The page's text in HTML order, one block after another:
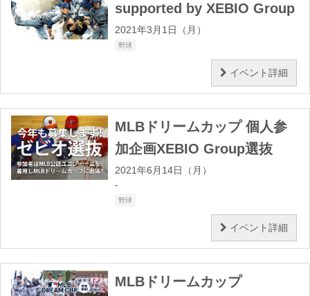
supported by XEBIO Group
2021年3月1日（月）
野球
イベント詳細
MLBドリームカップ 個人参
加企画XEBIO Group選抜
2021年6月14日（月）
-
野球
イベント詳細
MLBドリームカップ